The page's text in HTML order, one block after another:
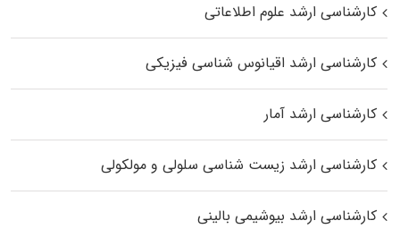
کارشناسی ارشد علوم اطلاعاتی
کارشناسی ارشد اقیانوس‌ شناسی فیزیکی
کارشناسی ارشد آمار
کارشناسی ارشد زیست شناسی سلولی و مولکولی
کارشناسی ارشد بیوشیمی بالینی